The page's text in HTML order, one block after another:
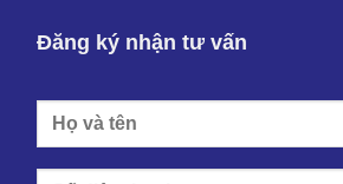
Đăng ký nhận tư vấn